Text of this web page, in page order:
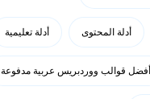
أدلة المحتوى أدلة تعليمية
أفضل قوالب ووردبريس عربية مدفوعة